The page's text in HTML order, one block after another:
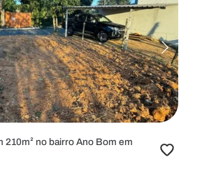
210m² no bairro Ano Bom em